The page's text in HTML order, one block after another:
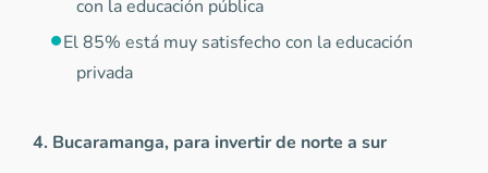
con la educación pública
El 85% está muy satisfecho con la educación
privada
4. Bucaramanga, para invertir de norte a sur